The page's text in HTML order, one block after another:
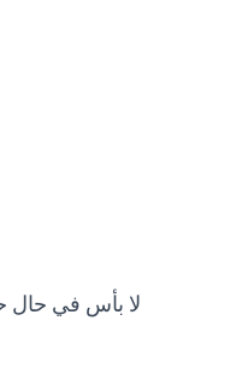
لا بأس في حال